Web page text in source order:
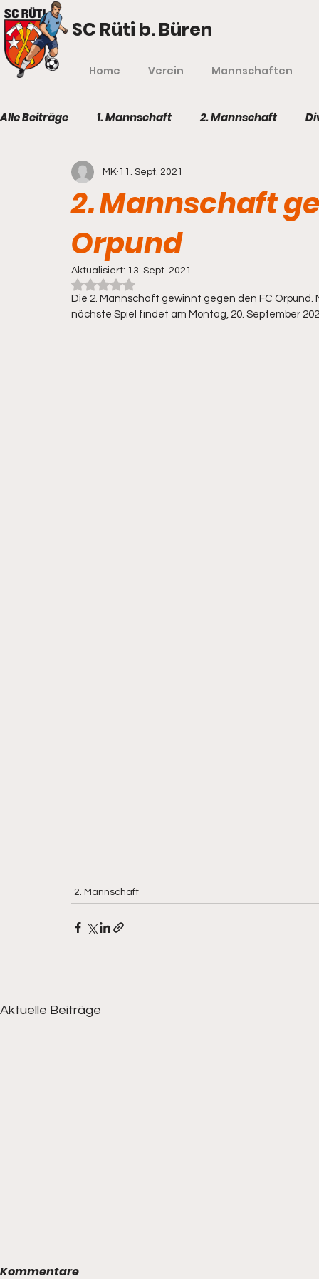
SC Rüti b. Büren
Home Verein Mannschaften
Alle Beiträge 1. Mannschaft 2. Mannschaft
2. Mannschaft
Orpund
MK 11. Sept. 2021
Aktualisiert: 13. Sept. 2021
Mit NaN von 5 Sternen bewertet.
Die 2. Mannschaft gewinnt gegen den FC
nächste Spiel findet am Montag, 20. September
2. Mannschaft
Aktuelle Beiträge
Kommentare